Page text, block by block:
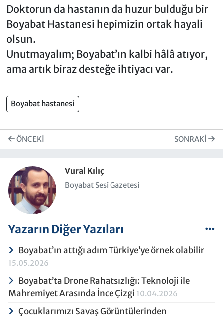
Doktorun da hastanın da huzur bulduğu bir
Boyabat Hastanesi hepimizin ortak hayali
olsun.
Unutmayalım; Boyabat’ın kalbi hâlâ atıyor,
ama artık biraz desteğe ihtiyacı var.
Boyabat hastanesi
ÖNCEKI SONRAKI
Vural Kılıç
Boyabat Sesi Gazetesi
Yazarın Diğer Yazıları
Boyabat’ın attığı adım Türkiye’ye örnek olabilir
15.05.2026
Boyabat’ta Drone Rahatsızlığı: Teknoloji ile
Mahremiyet Arasında İnce Çizgi 10.04.2026
Çocuklarımızı Savaş Görüntülerinden